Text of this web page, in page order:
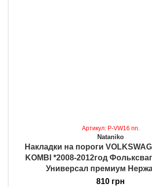
Артикул: P-VW16 nn.
Nataniko
Накладки на пороги
KOMBI *2008-2012год
Универсал премиум
810 грн